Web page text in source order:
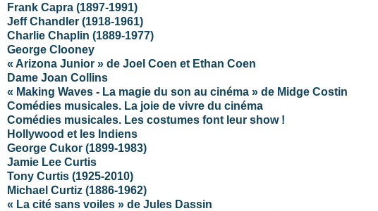
Frank Capra (1897-1991)
Jeff Chandler (1918-1961)
Charlie Chaplin (1889-1977)
George Clooney
« Arizona Junior » de Joel Coen et Ethan Coen
Dame Joan Collins
« Making Waves - La magie du son au cinéma » de Midge Costin
Comédies musicales. La joie de vivre du cinéma
Comédies musicales. Les costumes font leur show !
Hollywood et les Indiens
George Cukor (1899-1983)
Jamie Lee Curtis
Tony Curtis (1925-2010)
Michael Curtiz (1886-1962)
« La cité sans voiles » de Jules Dassin